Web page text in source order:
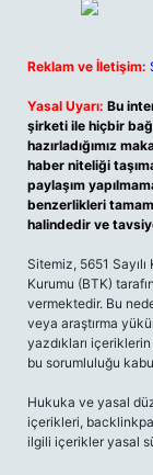
Reklam ve İletişim:
Yasal Uyarı: Bu
şirketi ile hiçbir
hazırladığımız
haber niteliği
paylaşım
benzerlikleri
halindedir ve
Sitemiz, 5651
Kurumu (BTK)
vermektedir. Bu
veya araştırma
yazdıkları
bu sorumluluğu
Hukuka ve yasal
içerikleri,
ilgili içerikler yasal